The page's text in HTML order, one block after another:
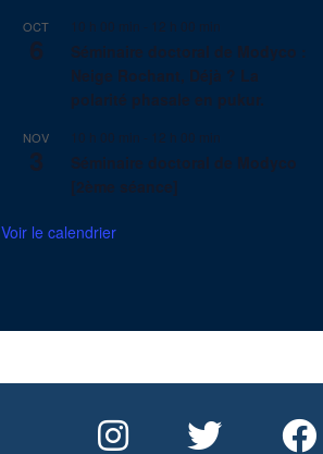
OCT
6
10 h 00 min 12 h 00 min
Séminaire doctoral de Modyco :
Neige Rochant, Déjà ? La
polarité phasale en pukur.
NOV
3
10 h 00 min 12 h 00 min
Séminaire doctoral de Modyco
[2ème séance]
Voir le calendrier